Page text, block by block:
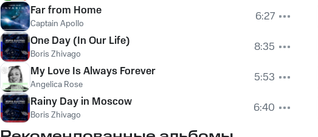
Far from Home
Captain Apollo
6:27
One Day (In Our Life)
Boris Zhivago
8:35
My Love Is Always Forever
Angelica Rose
5:53
Rainy Day in Moscow
Boris Zhivago 6:40